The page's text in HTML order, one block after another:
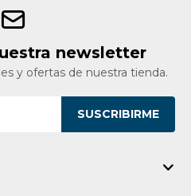
newsletter
y ofertas de nuestra tienda.
SUSCRIBIRME